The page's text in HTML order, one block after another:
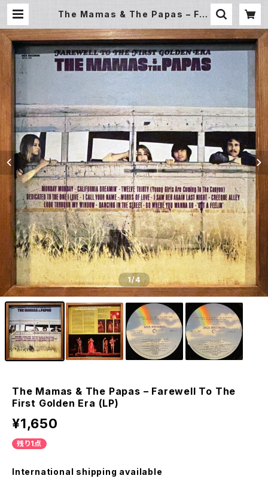
The Mamas & The Papas – Far
(LP) | Underground Gallery Re
cord Store
1/4
The Mamas & The Papas – Farewell To The
First Golden Era (LP)
¥1,650
残り1点
International shipping available